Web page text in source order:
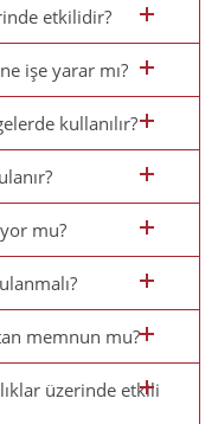
etkilidir?
işe yarar mı?
kullanılır?
mu?
memnun mu?
üzerinde etkili